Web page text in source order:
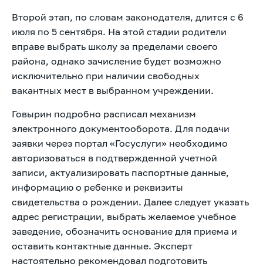
Второй этап, по словам законодателя, длится с 6
июля по 5 сентября. На этой стадии родители
вправе выбрать школу за пределами своего
района, однако зачисление будет возможно
исключительно при наличии свободных
вакантных мест в выбранном учреждении.
Говырин подробно расписал механизм
электронного документооборота. Для подачи
заявки через портал «Госуслуги» необходимо
авторизоваться в подтвержденной учетной
записи, актуализировать паспортные данные,
информацию о ребенке и реквизиты
свидетельства о рождении. Далее следует указать
адрес регистрации, выбрать желаемое учебное
заведение, обозначить основание для приема и
оставить контактные данные. Эксперт
настоятельно рекомендовал подготовить